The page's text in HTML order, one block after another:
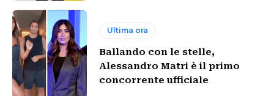
Ultima ora
Ballando con le stelle,
Alessandro Matri è il primo
concorrente ufficiale